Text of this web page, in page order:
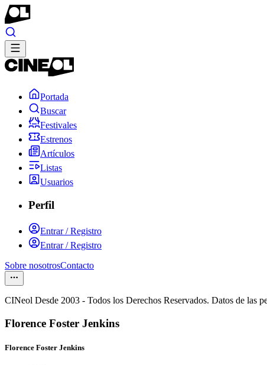
Portada
Buscar
Festivales
Estrenos
Artículos
Listas
Usuarios
Perfil
Entrar / Registro
Entrar / Registro
Sobre nosotrosContacto
CINeol Desde 2003 - Todos los Derechos Reservados. Datos de las
Florence Foster Jenkins
Florence Foster Jenkins